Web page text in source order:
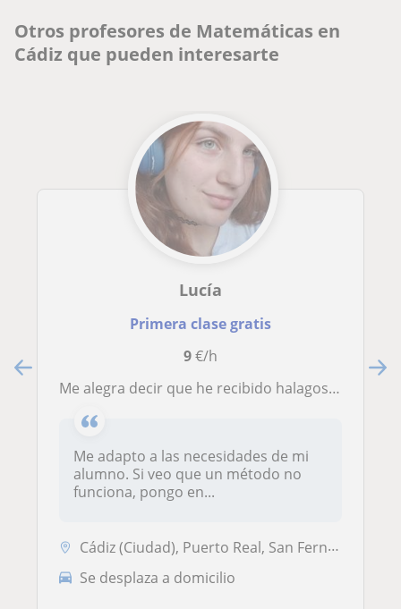
Otros profesores de Matemáticas en
Cádiz que pueden interesarte
Lucía
Primera clase gratis
9€/h
Me alegra decir que he recibido halagos de compañeros por ayudarles a entender conceptos complicados. Puedo dar clases hasta la ES
Me adapto a las necesidades de mi
alumno. Si veo que un método no
funciona, pongo en...
Cádiz (Ciudad), Puerto Real, San Fernando
Se desplaza a domicilio